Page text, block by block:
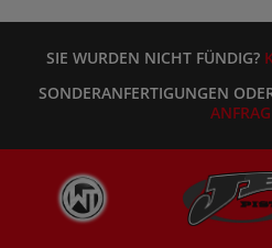
SIE WURDEN NICHT FÜNDIG?
SONDERANFERTIGUNGEN